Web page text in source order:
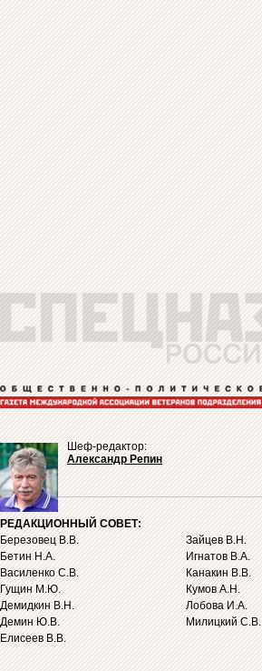
Шеф-редактор:
Александр Репин
РЕДАКЦИОННЫЙ СОВЕТ:
Березовец В.В.
Бетин Н.А.
Василенко С.В.
Гущин М.Ю.
Демидкин В.Н.
Демин Ю.В.
Елисеев В.В.
Зайцев В.Н.
Игнатов В.А.
Канакин В.В.
Кумов А.Н.
Лобова И.А.
Милицкий С.В.